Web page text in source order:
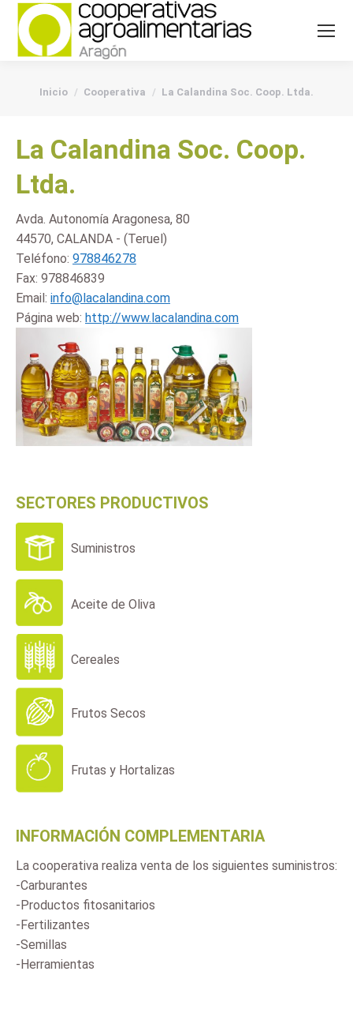
You are here:
Inicio Cooperativa La Calandina Soc. Coop. Ltda.
La Calandina Soc. Coop.
Ltda.
Avda. Autonomía Aragonesa, 80
44570, CALANDA - (Teruel)
Teléfono: 978846278
Fax: 978846839
Email: info@lacalandina.com
Página web: http://www.lacalandina.com
SECTORES PRODUCTIVOS
Suministros
Aceite de Oliva
Cereales
Frutos Secos
Frutas y Hortalizas
INFORMACIÓN COMPLEMENTARIA
La cooperativa realiza venta de los siguientes suministros:
-Carburantes
-Productos fitosanitarios
-Fertilizantes
-Semillas
-Herramientas